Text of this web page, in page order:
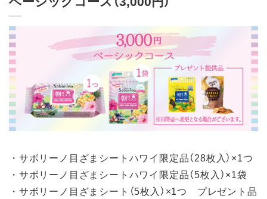
・サボリーノ目ざまシートハワイ限定品（28枚入）×1つ
・サボリーノ目ざまシートハワイ限定品（5枚入）×1袋
・サボリーノ目ざまシート（5枚入）×1つ プレゼント品